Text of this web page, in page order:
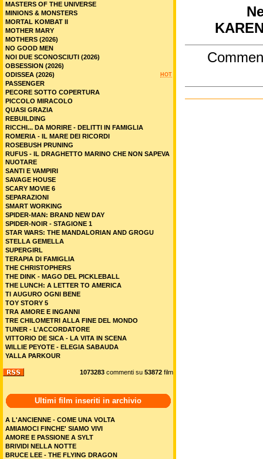
MASTERS OF THE UNIVERSE
MINIONS & MONSTERS
MORTAL KOMBAT II
MOTHER MARY
MOTHERS (2026)
NO GOOD MEN
NOI DUE SCONOSCIUTI (2026)
OBSESSION (2026)
HOT
ODISSEA (2026)
PASSENGER
PECORE SOTTO COPERTURA
PICCOLO MIRACOLO
QUASI GRAZIA
REBUILDING
RICCHI... DA MORIRE - DELITTI IN FAMIGLIA
ROMERIA - IL MARE DEI RICORDI
ROSEBUSH PRUNING
RUFUS - IL DRAGHETTO MARINO CHE NON SAPEVA
NUOTARE
SANTI E VAMPIRI
SAVAGE HOUSE
SCARY MOVIE 6
SEPARAZIONI
SMART WORKING
SPIDER-MAN: BRAND NEW DAY
SPIDER-NOIR - STAGIONE 1
STAR WARS: THE MANDALORIAN AND GROGU
STELLA GEMELLA
SUPERGIRL
TERAPIA DI FAMIGLIA
THE CHRISTOPHERS
THE DINK - MAGO DEL PICKLEBALL
THE LUNCH: A LETTER TO AMERICA
TI AUGURO OGNI BENE
TOY STORY 5
TRA AMORE E INGANNI
TRE CHILOMETRI ALLA FINE DEL MONDO
TUNER - L’ACCORDATORE
VITTORIO DE SICA - LA VITA IN SCENA
WILLIE PEYOTE - ELEGIA SABAUDA
YALLA PARKOUR
1073283 commenti su 53872 film
Ultimi film inseriti in archivio
A L'ANCIENNE - COME UNA VOLTA
AMIAMOCI FINCHE' SIAMO VIVI
AMORE E PASSIONE A SYLT
BRIVIDI NELLA NOTTE
BRUCE LEE - THE FLYING DRAGON